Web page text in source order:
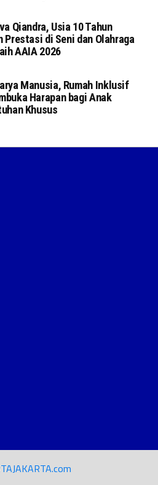
Qiandra, Usia 10 Tahun
Prestasi di Seni dan Olahraga
AAIA 2026
Manusia, Rumah Inklusif
Harapan bagi Anak
Khusus